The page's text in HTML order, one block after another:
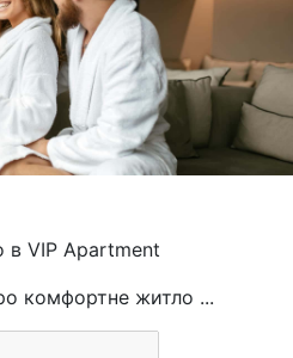
в VIP Apartment
комфортне житло ...